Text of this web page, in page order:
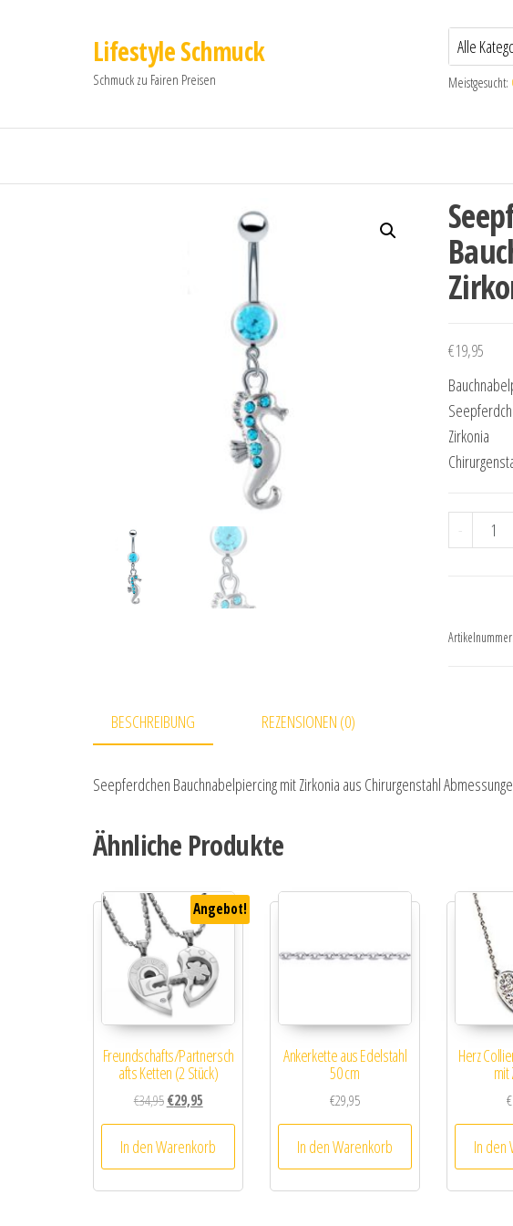
Lifestyle Schmuck
Schmuck zu Fairen Preisen Meistgesucht:
€19,95
Zirkonia
-
Artikelnummer:
BESCHREIBUNG REZENSIONEN (0)
Seepferdchen Bauchnabelpiercing mit Zirkonia aus Chirurgenstahl
Ähnliche Produkte
Angebot!
Freundschafts/Partnersch
afts Ketten (2 Stück)
€34,95 Ursprünglicher Preis war: €34,95
€29,95Aktueller Preis ist: €29,95.
In den Warenkorb
Ankerkette aus Edelstahl
50 cm
€29,95
In den Warenkorb
Herz
mit
€
In den